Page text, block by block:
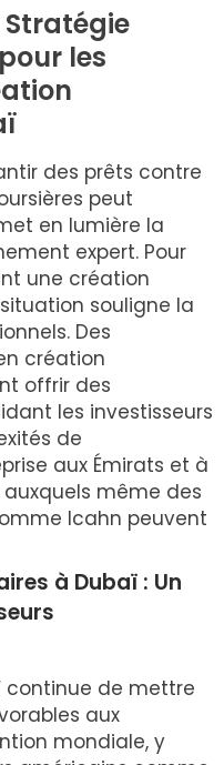
Stratégie
les
des prêts contre
peut
en lumière la
expert. Pour
une création
souligne la
Des
création
offrir des
les investisseurs
de
aux Émirats et à
même des
Icahn peuvent
à Dubaï : Un
continue de mettre
aux
mondiale, y